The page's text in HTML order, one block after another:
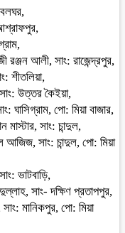
আলী, সাং: রাজেন্দ্রপুর,
শীতলিয়া,
উত্তর কৈইয়া,
ঘাসিগ্রাম, পো: মিয়া বাজার,
সাং: চান্দুল,
সাং: চান্দুল, পো: মিয়া
ভাটবাড়ি,
সাং- দক্ষিণ প্রতাপপুর,
মানিকপুর, পো: মিয়া